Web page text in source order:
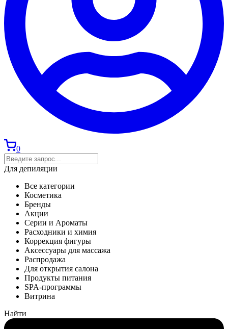
0
Для депиляции
Все категории
Косметика
Бренды
Акции
Серии и Ароматы
Расходники и химия
Коррекция фигуры
Аксессуары для массажа
Распродажа
Для открытия салона
Продукты питания
SPA-программы
Витрина
Найти